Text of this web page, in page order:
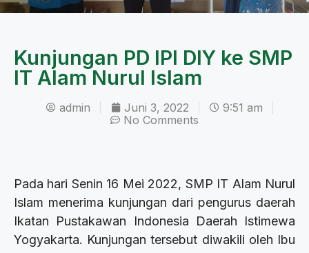
Kunjungan PD IPI DIY ke SMP
IT Alam Nurul Islam
admin Juni 3, 2022
9:51 am
No Comments
Pada hari Senin 16 Mei 2022, SMP IT Alam Nurul
Islam menerima kunjungan dari pengurus daerah
Ikatan Pustakawan Indonesia Daerah Istimewa
Yogyakarta. Kunjungan tersebut diwakili oleh Ibu